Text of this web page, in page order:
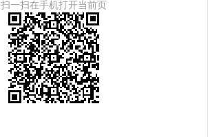
扫一扫在手机打开当前页